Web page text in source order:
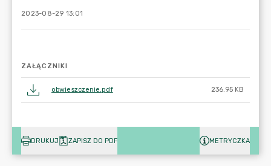
2023-08-29 13:01
ZAŁĄCZNIKI
obwieszczenie.pdf 236.95 KB
DRUKUJ ZAPISZ DO PDF METRYCZKA